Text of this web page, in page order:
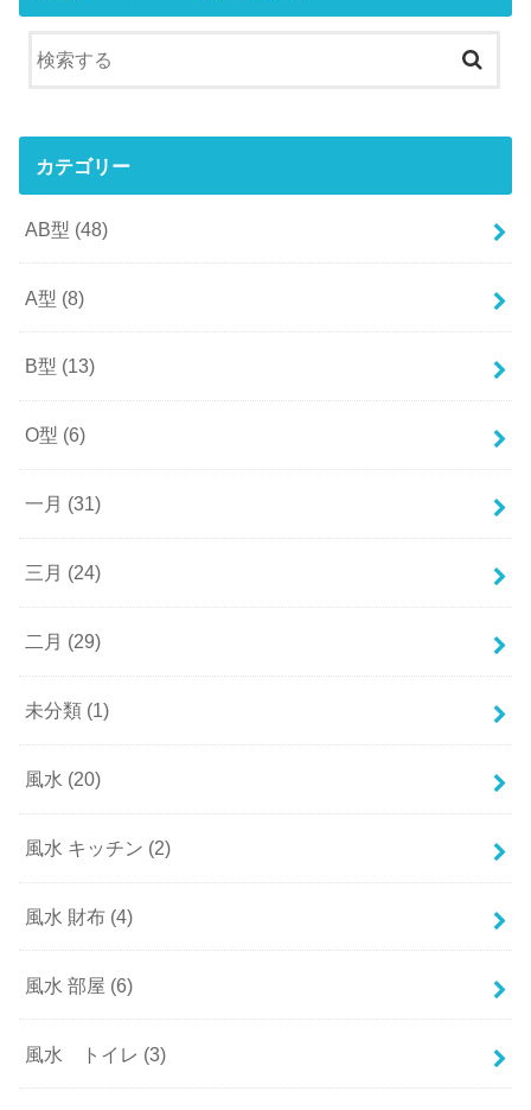
カテゴリー
AB型 (48)
A型 (8)
B型 (13)
O型 (6)
一月 (31)
三月 (24)
二月 (29)
未分類 (1)
風水 (20)
風水 キッチン (2)
風水 財布 (4)
風水 部屋 (6)
風水 トイレ (3)